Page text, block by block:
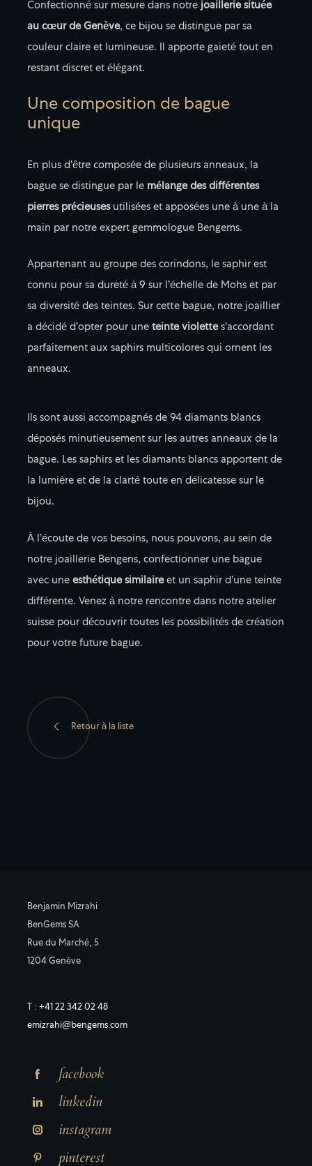
Confectionné sur mesure dans notre joaillerie située
au cœur de Genève, ce bijou se distingue par sa
couleur claire et lumineuse. Il apporte gaieté tout en
restant discret et élégant.
Une composition de bague
unique
En plus d’être composée de plusieurs anneaux, la
bague se distingue par le mélange des différentes
pierres précieusesutilisées et apposées une à une à la
main par notre expert gemmologue Bengems.
Appartenant au groupe des corindons, le saphir est
connu pour sa dureté à 9 sur l’échelle de Mohs et par
sa diversité des teintes. Sur cette bague, notre joaillier
a décidé d’opter pour une teinte violettes’accordant
parfaitement aux saphirs multicolores qui ornent les
anneaux.
Ils sont aussi accompagnés de 94 diamants blancs
déposés minutieusement sur les autres anneaux de la
bague. Les saphirs et les diamants blancs apportent de
la lumière et de la clarté toute en délicatesse sur le
bijou.
À l’écoute de vos besoins, nous pouvons, au sein de
notre joaillerie Bengens, confectionner une bague
avec une esthétique similaireet un saphir d’une teinte
différente. Venez à notre rencontre dans notre atelier
suisse pour découvrir toutes les possibilités de création
pour votre future bague.
Retour à la liste
Benjamin Mizrahi
BenGems SA
Rue du Marché, 5
1204 Genève
T : +41 22 342 02 48
emizrahi@bengems.com
facebook
linkedin
instagram
pinterest